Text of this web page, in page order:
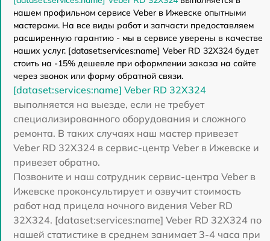
нашем профильном сервисе Veber в Ижевске опытными
мастерами. На все виды работ и запчасти предоставляем
расширенную гарантию - мы в сервисе уверены в качестве
наших услуг. [dataset:services:name] Veber RD 32X324 будет
стоить на -15% дешевле при оформлении заказа на сайте
через звонок или форму обратной связи.
[dataset:services:name] Veber RD 32X324
выполняется на выезде, если не требует
специализированного оборудования и сложного
ремонта. В таких случаях наш мастер привезет
Veber RD 32X324 в сервис-центр Veber в Ижевске и
привезет обратно.
Позвоните и наш сотрудник сервис-центра Veber в
Ижевске проконсультирует и озвучит стоимость
работ над прицела ночного видения Veber RD
32X324. [dataset:services:name] Veber RD 32X324 по
нашей статистике в среднем занимает 3-4 часа при